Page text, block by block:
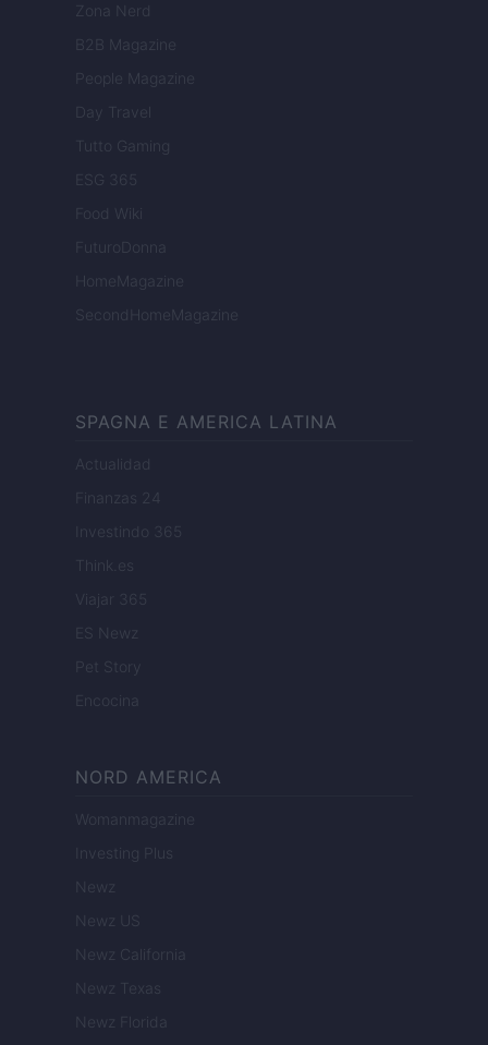
Zona Nerd
B2B Magazine
People Magazine
Day Travel
Tutto Gaming
ESG 365
Food Wiki
FuturoDonna
HomeMagazine
SecondHomeMagazine
SPAGNA E AMERICA LATINA
Actualidad
Finanzas 24
Investindo 365
Think.es
Viajar 365
ES Newz
Pet Story
Encocina
NORD AMERICA
Womanmagazine
Investing Plus
Newz
Newz US
Newz California
Newz Texas
Newz Florida